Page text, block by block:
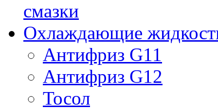
смазки
Охлаждающие
Антифриз G11
Антифриз G12
Тосол